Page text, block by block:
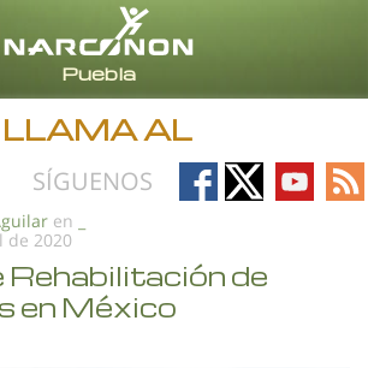
Español
Todas las Regiones/Idiomas
LLAMA AL
SÍGUENOS
Follow
on
Follow
on
Follow
on
on
en
de 2020
Rehabilitación de
en México